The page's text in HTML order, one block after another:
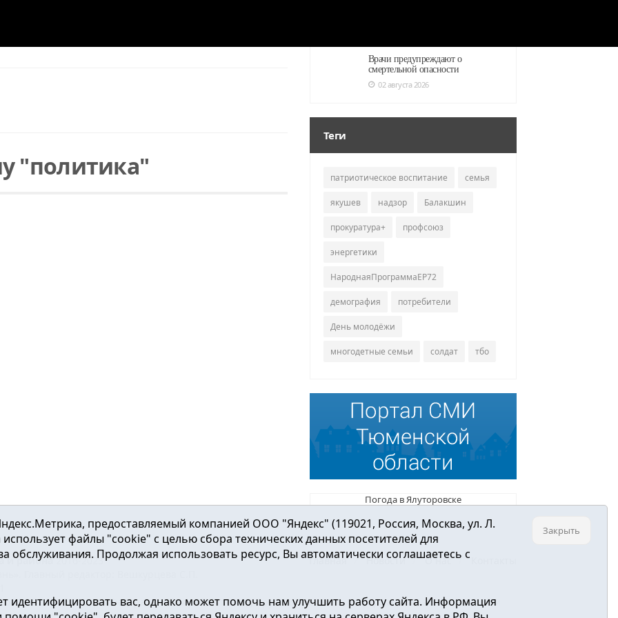
"политика"
Врачи предупреждают о
смертельной опасности
02 августа 2026
Теги
патриотическое воспитание семья
якушев надзор Балакшин
прокуратура+ профсоюз
энергетики
НароднаяПрограммаЕР72
демография потребители
День молодёжи
многодетные семьи солдат тбо
Погода в Ялуторовске
Главная Новости О нас
и района2016-2023
Главный редактор: Вешкурцева С.П.
24.02.2016г. выдан Федеральной службой по надзору в сфере связи, информационных технологий и
предоставляемый компанией ООО "Яндекс" (119021, Россия, Москва, ул. Л.
файлы "cookie" с целью сбора технических данных посетителей для
обслуживания. Продолжая использовать ресурс, Вы автоматически соглашаетесь с
вас, однако может помочь нам улучшить работу сайта. Информация
Закрыть